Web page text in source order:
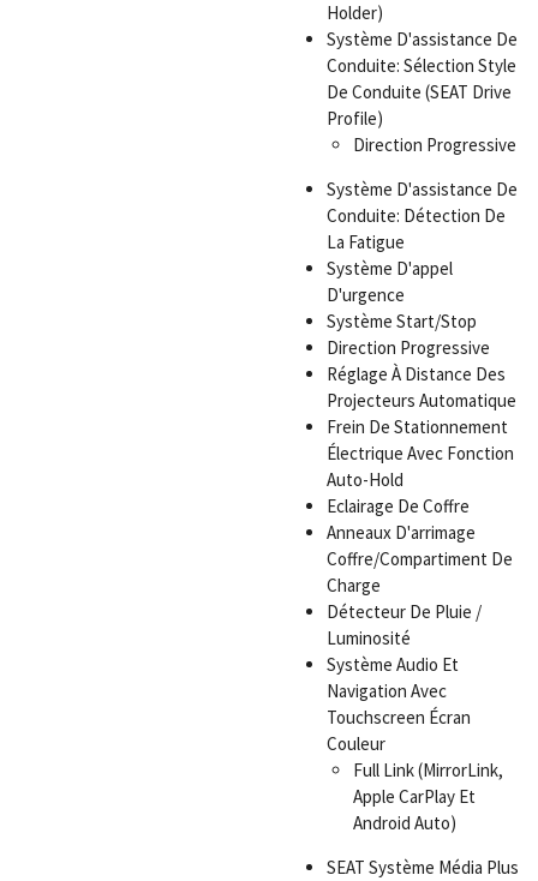
Holder)
Système D'assistance De
Conduite: Sélection Style
De Conduite (SEAT Drive
Profile)
Direction Progressive
Système D'assistance De
Conduite: Détection De
La Fatigue
Système D'appel
D'urgence
Système Start/Stop
Direction Progressive
Réglage À Distance Des
Projecteurs Automatique
Frein De Stationnement
Électrique Avec Fonction
Auto-Hold
Eclairage De Coffre
Anneaux D'arrimage
Coffre/Compartiment De
Charge
Détecteur De Pluie /
Luminosité
Système Audio Et
Navigation Avec
Touchscreen Écran
Couleur
Full Link (MirrorLink,
Apple CarPlay Et
Android Auto)
SEAT Système Média Plus